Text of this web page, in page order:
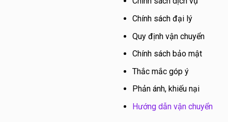
Chính sách đại lý
Quy định vận chuyển
Chính sách bảo mật
Thắc mắc góp ý
Phản ánh, khiếu nại
Hướng dẫn vận chuyển